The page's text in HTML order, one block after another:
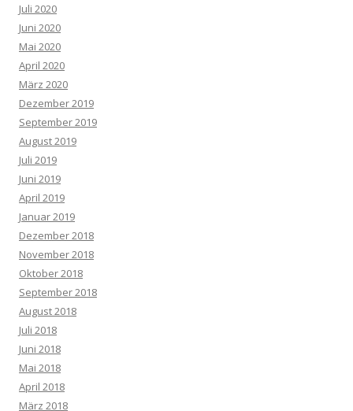
Juli 2020
Juni 2020
Mai 2020
April 2020
März 2020
Dezember 2019
September 2019
August 2019
Juli 2019
Juni 2019
April 2019
Januar 2019
Dezember 2018
November 2018
Oktober 2018
September 2018
August 2018
Juli 2018
Juni 2018
Mai 2018
April 2018
März 2018